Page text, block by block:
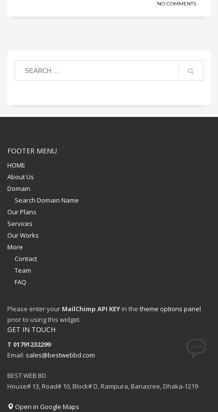
NO COMMENTS
FOOTER MENU
HOME
About Us
Domain
Search Domain Name
Our Plans
Services
Our Works
More
Contact
Team
FAQ
Please enter your MailChimp API KEY in the theme options panel
prior to using this widget.
GET IN TOUCH
T 01791232299
Email: sales@bestwebbd.com
BEST WEB BD
House# 13, Road# 10, Block# D, Rampura, Banasree, Dhaka-1219
Open in Google Maps